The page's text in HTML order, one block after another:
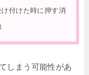
付けた時に押す消
しまう可能性があ